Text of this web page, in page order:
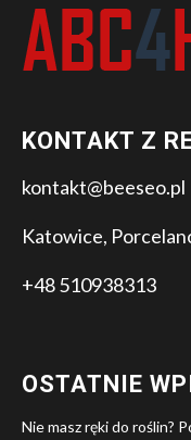
KONTAKT Z
kontakt@beeseo.pl
Katowice,
+48 510938313
OSTATNIE
Nie masz ręki do roślin?